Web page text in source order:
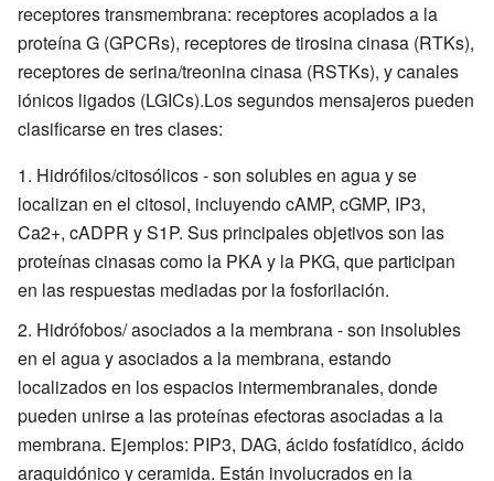
receptores transmembrana: receptores acoplados a la
proteína G (GPCRs), receptores de tirosina cinasa (RTKs),
receptores de serina/treonina cinasa (RSTKs), y canales
iónicos ligados (LGICs).Los segundos mensajeros pueden
clasificarse en tres clases:
Hidrófilos/citosólicos - son solubles en agua y se
localizan en el citosol, incluyendo cAMP, cGMP, IP3,
Ca2+, cADPR y S1P. Sus principales objetivos son las
proteínas cinasas como la PKA y la PKG, que participan
en las respuestas mediadas por la fosforilación.
Hidrófobos/ asociados a la membrana - son insolubles
en el agua y asociados a la membrana, estando
localizados en los espacios intermembranales, donde
pueden unirse a las proteínas efectoras asociadas a la
membrana. Ejemplos: PIP3, DAG, ácido fosfatídico, ácido
araquidónico y ceramida. Están involucrados en la